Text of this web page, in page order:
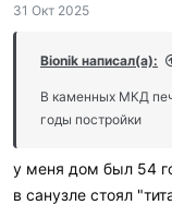
а
и
и
:
31 Окт 2025
Bionik написал(а):
В каменных МКД
годы постройки
у меня дом был 54
в санузле стоял